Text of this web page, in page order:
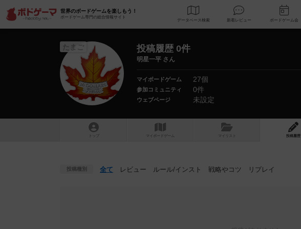
世界のボードゲームを楽しもう！
ボードゲーム専門の総合情報サイト
データベース 検索 新着レビュー
たまご 投稿履歴 0件
明星一平 さん
マイボードゲーム 27個
参加コミュニティ 0件
ウェブページ 未設定
トップ マイボードゲーム マイリスト 投稿履歴
投稿種別 全て レビュー ルール/インスト 戦略やコツ リプレイ